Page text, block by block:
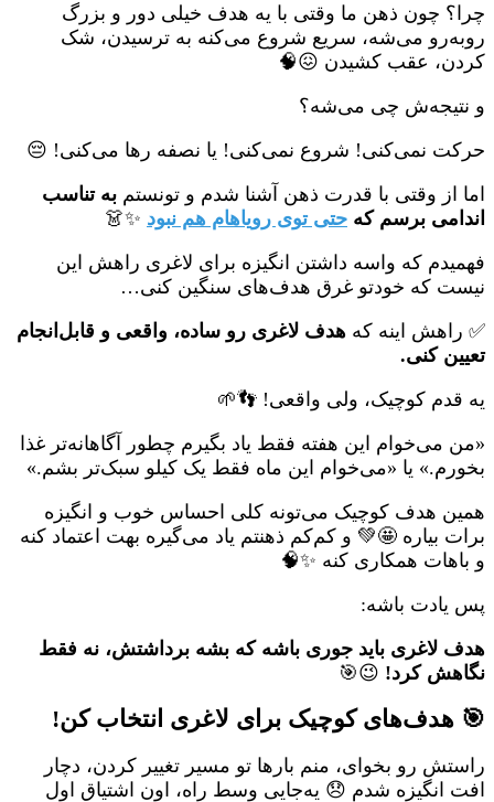
چرا؟ چون ذهن ما وقتی با یه هدف خیلی دور و بزرگ
روبه‌رو می‌شه، سریع شروع می‌کنه به ترسیدن، شک
کردن، عقب کشیدن 😖🧠
و نتیجه‌ش چی می‌شه؟
حرکت نمی‌کنی! شروع نمی‌کنی! یا نصفه رها می‌کنی! 😔
اما از وقتی با قدرت ذهن آشنا شدم و تونستم به تناسب
اندامی برسم که حتی توی رویا‌هام هم نبود ✨👗
فهمیدم که واسه داشتن انگیزه برای لاغری راهش این
نیست که خودتو غرق هدف‌های سنگین کنی…
✅ راهش اینه که هدف لاغری رو ساده، واقعی و قابل‌انجام
تعیین کنی.
یه قدم کوچیک، ولی واقعی! 👣🌱
«من می‌خوام این هفته فقط یاد بگیرم چطور آگاهانه‌تر غذا
بخورم.» یا «می‌خوام این ماه فقط یک کیلو سبک‌تر بشم.»
همین هدف کوچیک می‌تونه کلی احساس خوب و انگیزه
برات بیاره 🤩💚 و کم‌کم ذهنتم یاد می‌گیره بهت اعتماد کنه
و باهات همکاری کنه ✨🧠
پس یادت باشه:
هدف لاغری باید جوری باشه که بشه برداشتش، نه فقط
نگاهش کرد! 😉🎯
🎯 هدف‌های کوچیک برای لاغری انتخاب کن!
راستش رو بخوای، منم بارها تو مسیر تغییر کردن، دچار
افت انگیزه شدم 😞 یه‌جایی وسط راه، اون اشتیاق اول